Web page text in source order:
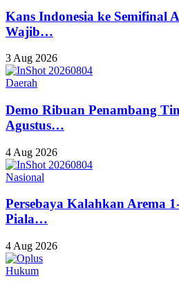
Kans Indonesia ke Semifinal
Wajib…
3 Aug 2026
Daerah
Demo Ribuan Penambang
Agustus…
4 Aug 2026
Nasional
Persebaya Kalahkan Arema
Piala…
4 Aug 2026
Hukum